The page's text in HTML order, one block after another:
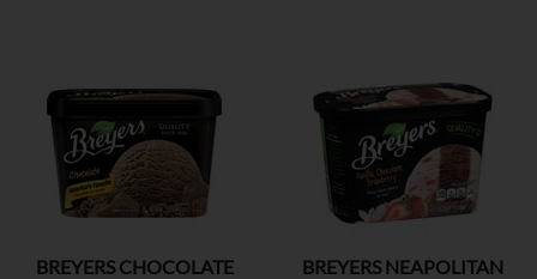
BREYERS CHOCOLATE BREYERS NEAPOLITAN